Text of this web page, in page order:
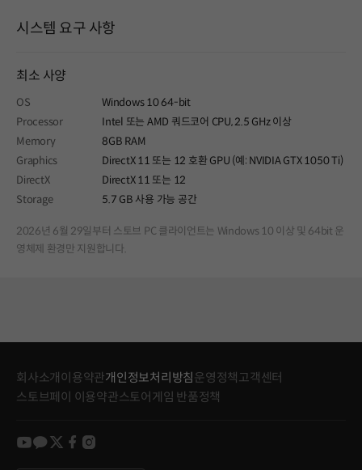
시스템 요구 사항
최소 사양
OS
Windows 10 64-bit
Processor
Intel 또는 AMD 쿼드코어 CPU, 2.5 GHz 이상
Memory
8GB RAM
Graphics
DirectX 11 또는 12 호환 GPU (예: NVIDIA GTX 1050 Ti)
DirectX
DirectX 11 또는 12
Storage
5.7 GB 사용 가능 공간
2026년 6월 29일부터 스토브 PC 클라이언트는 Windows 10 이상 및 64bit 운
영체제 환경만 지원합니다.
회사소개 이용약관개인정보처리방침 운영정책고객센터
스토브페이 이용약관스토어게임 반품정책
youtube
kakao
twitter
facebook
instagram